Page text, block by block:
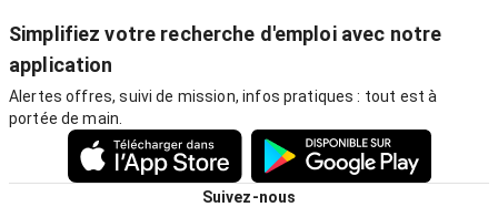
Simplifiez votre recherche d'emploi avec notre
application
Alertes offres, suivi de mission, infos pratiques : tout est à
portée de main.
Suivez-nous